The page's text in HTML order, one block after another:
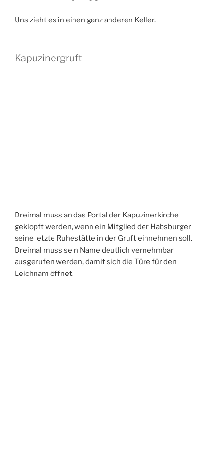
Dreimal muss sein Name deutlich vernehmbar
sollten.
Sarg an Sarg ruhen die Habsburger mit allen ihren
Seitenlinien hier im Kellergewöbe der Kapuzinergruft.